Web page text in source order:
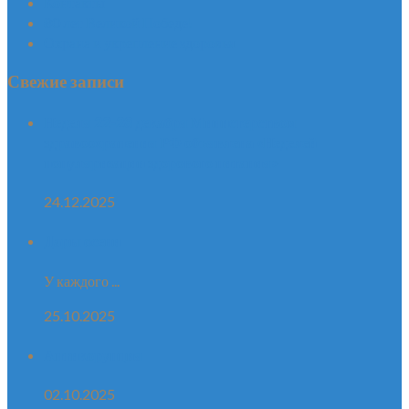
Свежие записи
24.12.2025
У каждого ...
25.10.2025
02.10.2025